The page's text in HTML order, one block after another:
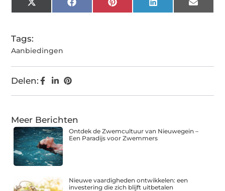
X
(Twitter)
FacebookPinterestLinkedIn Email
Tags:
Aanbiedingen
Delen:
Meer Berichten
Ontdek de Zwemcultuur van Nieuwegein –
Een Paradijs voor Zwemmers
Nieuwe vaardigheden ontwikkelen: een
investering die zich blijft uitbetalen